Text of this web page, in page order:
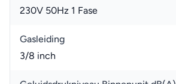
230V 50Hz 1 Fase
Gasleiding
3/8 inch